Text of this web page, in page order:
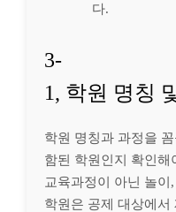
다.
3-
1, 학원 명칭
학원 명칭과 과정을
함된 학원인지 확인해
교육과정이 아닌 놀
학원은 공제 대상에서